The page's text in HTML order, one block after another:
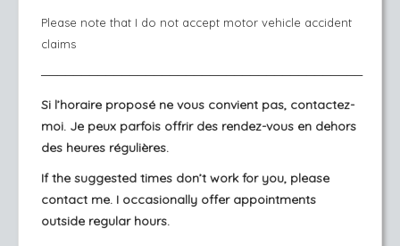
Please note that I do not accept motor vehicle accident
claims
────────────────────────────────────────
Si l’horaire proposé ne vous convient pas, contactez-
moi. Je peux parfois offrir des rendez-vous en dehors
des heures régulières.
If the suggested times don’t work for you, please
contact me. I occasionally offer appointments
outside regular hours.